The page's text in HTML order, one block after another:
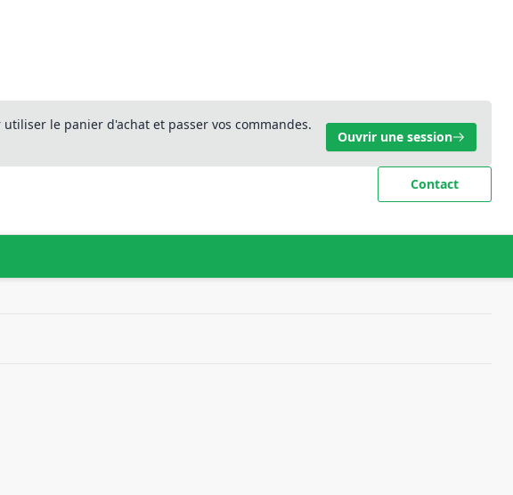
le panier d'achat et passer vos commandes.
Ouvrir une session
Contact